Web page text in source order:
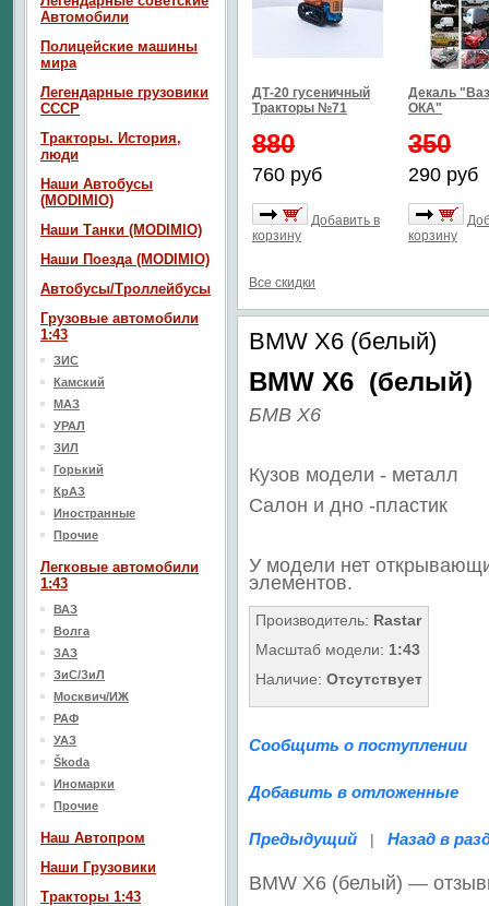
ДТ-20 гусеничный
Тракторы №71
880
760 руб
Добавить в
корзину
Декаль
ОКА"
350
290 руб
корзину
Все скидки
BMW X6 (белый)
BMW X6 (белый)
БМВ X6
Кузов модели - металл
Салон и дно -пластик
У модели нет
элементов.
Производитель: Rastar
Масштаб модели: 1:43
Наличие: Отсутствует
Сообщить о поступлении
Добавить в отложенные
Предыдущий | Назад в
BMW X6 (белый) —
Автомобили
Полицейские машины
мира
Легендарные грузовики
СССР
Тракторы. История,
люди
Наши Автобусы
(MODIMIO)
Наши Танки (MODIMIO)
Наши Поезда (MODIMIO)
Автобусы/Троллейбусы
Грузовые автомобили
1:43
ЗИС
Камский
МАЗ
УРАЛ
ЗИЛ
Горький
КрАЗ
Иностранные
Прочие
Легковые автомобили
1:43
ВАЗ
Волга
ЗАЗ
ЗиС/ЗиЛ
Москвич/ИЖ
РАФ
УАЗ
Škoda
Иномарки
Прочие
Наш Aвтопром
Наши Грузовики
Тракторы 1:43